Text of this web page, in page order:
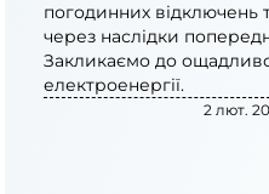
погодинних відключень
через наслідки
Закликаємо до
електроенергії.
2 лют.